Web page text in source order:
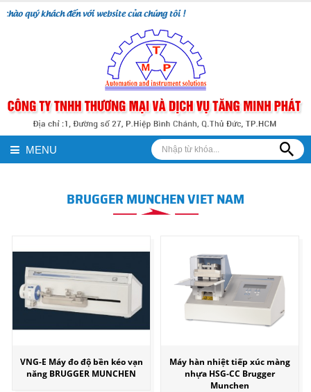
quý khách đến với website của chúng tôi !
MENU
BRUGGER MUNCHEN VIET NAM
VNG-E Máy đo độ bền kéo vạn
năng BRUGGER MUNCHEN
Máy hàn nhiệt tiếp xúc màng
nhựa HSG-CC Brugger
Munchen